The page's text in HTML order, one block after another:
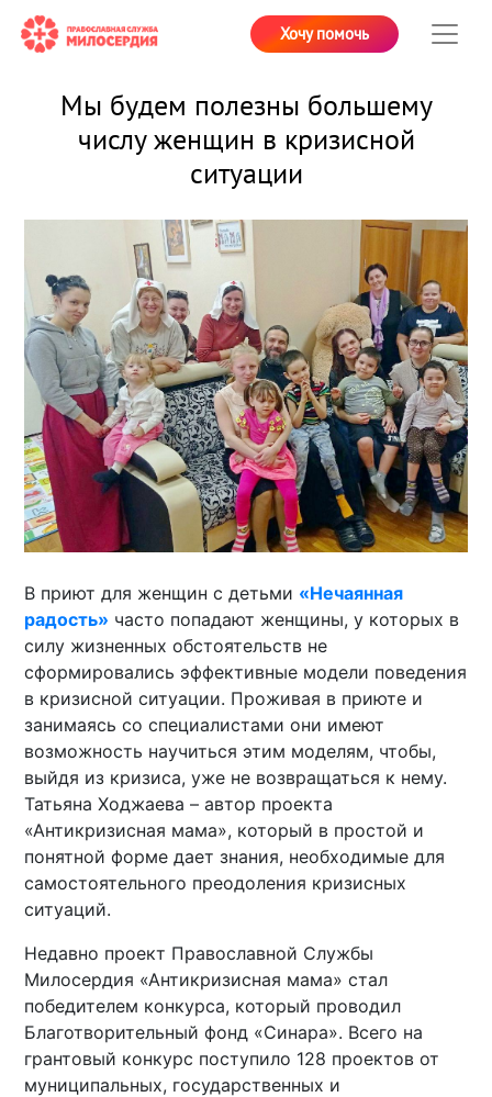
Хочу помочь
Мы будем полезны большему
числу женщин в кризисной
ситуации
В приют для женщин с детьми «Нечаянная
радость» часто попадают женщины, у которых в
силу жизненных обстоятельств не
сформировались эффективные модели поведения
в кризисной ситуации. Проживая в приюте и
занимаясь со специалистами они имеют
возможность научиться этим моделям, чтобы,
выйдя из кризиса, уже не возвращаться к нему.
Татьяна Ходжаева – автор проекта
«Антикризисная мама», который в простой и
понятной форме дает знания, необходимые для
самостоятельного преодоления кризисных
ситуаций.
Недавно проект Православной Службы
Милосердия «Антикризисная мама» стал
победителем конкурса, который проводил
Благотворительный фонд «Синара». Всего на
грантовый конкурс поступило 128 проектов от
муниципальных, государственных и